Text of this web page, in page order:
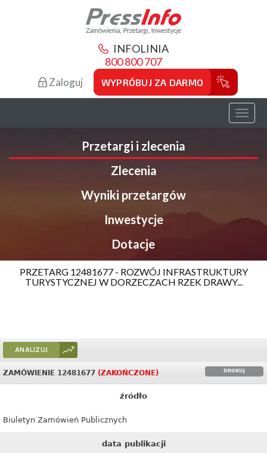
INFOLINIA
800 800 707
Zaloguj WYPRÓBUJ ZA DARMO
Toggle
Przetargi i zlecenia
Zlecenia
Wyniki przetargów
Inwestycje
Dotacje
PRZETARG 12481677 - ROZWÓJ INFRASTRUKTURY
TURYSTYCZNEJ W DORZECZACH RZEK DRAWY...
ANALIZUJ
DRUKUJ
ZAMÓWIENIE 12481677 (ZAKOŃCZONE)
źródło
Biuletyn Zamówień Publicznych
data publikacji